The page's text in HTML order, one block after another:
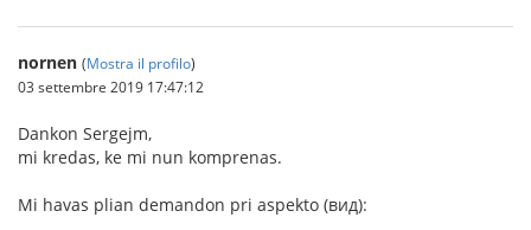
nornen (Mostra il profilo)
03 settembre 2019 17:47:12
Dankon Sergejm,
mi kredas, ke mi nun komprenas.
Mi havas plian demandon pri aspekto (вид):